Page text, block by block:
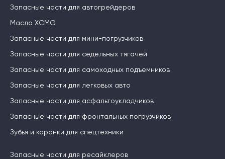
Запасные части для автогрейдеров
Масла XCMG
Запасные части для мини-погрузчиков
Запасные части для седельных тягачей
Запасные части для самоходных подъемников
Запасные части для легковых авто
Запасные части для асфальтоукладчиков
Запасные части для фронтальных погрузчиков
Зубья и коронки для спецтехники
Запасные части для ресайклеров